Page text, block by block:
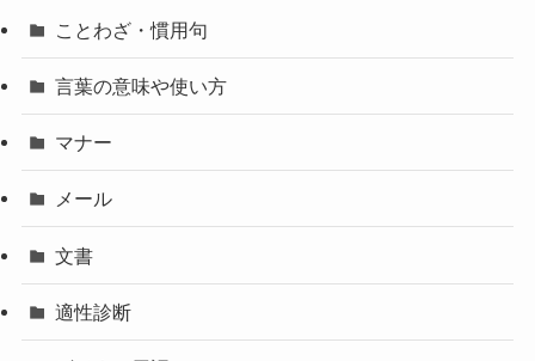
ことわざ・慣用句
言葉の意味や使い方
マナー
メール
文書
適性診断